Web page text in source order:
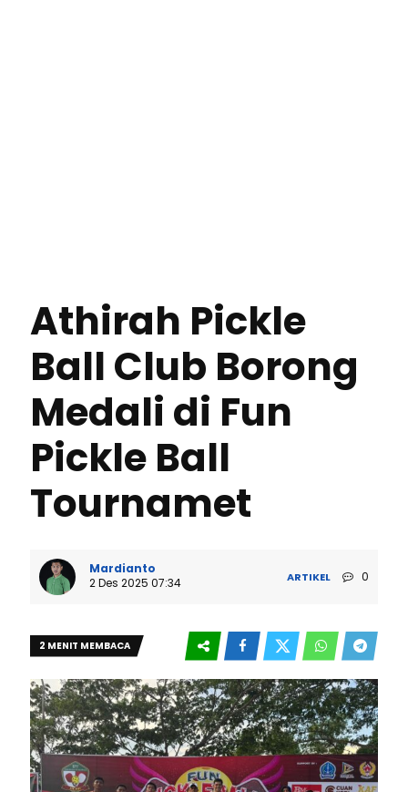
Athirah Pickle
Ball Club Borong
Medali di Fun
Pickle Ball
Tournamet
Mardianto
2 Des 2025 07:34
ARTIKEL 0
2 MENIT MEMBACA